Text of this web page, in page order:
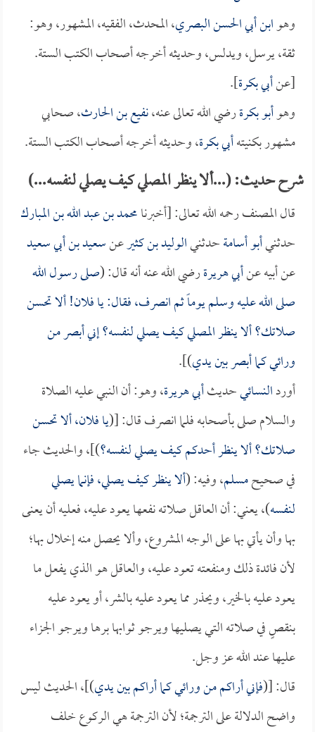
وهوابن أبي الحسن البصري، المحدث، الفقيه، المشهور، وهو:
ثقة، يرسل، ويدلس، وحديثه أخرجه أصحاب الكتب الستة.
[عنأبي بكرة].
وهوأبو بكرةرضي الله تعالى عنه،نفيع بن الحارث، صحابي
مشهور بكنيتهأبي بكرة، وحديثه أخرجه أصحاب الكتب الستة.
شرح حديث: (...ألا ينظر المصلي كيف يصلي لنفسه...)
قال المصنف رحمه الله تعالى: [أخبرنامحمد بن عبد الله بن المبارك
حدثنيأبو أسامةحدثنيالوليد بن كثيرعنسعيد بن أبي سعيد
عن أبيه عنأبي هريرةرضي الله عنه أنه قال: (صلى رسول الله
صلى الله عليه وسلم يوماً ثم انصرف، فقال: يا فلان! ألا تحسن
صلاتك؟ ألا ينظر المصلي كيف يصلي لنفسه؟ إني أبصر من
ورائي كما أبصر بين يدي)].
أوردالنسائيحديثأبي هريرة، وهو: أن النبي عليه الصلاة
والسلام صلى بأصحابه فلما انصرف قال: [(يا فلان، ألا تحسن
صلاتك؟ ألا ينظر أحدكم كيف يصلي لنفسه؟)]، والحديث جاء
في صحيحمسلم، وفيه: (ألا ينظر كيف يصلي، فإنما يصلي
لنفسه)، يعني: أن العاقل صلاته نفعها يعود عليه، فعليه أن يعنى
بها وأن يأتي بها على الوجه المشروع، وألا يحصل منه إخلال بها؛
لأن فائدة ذلك ومنفعته تعود عليه، والعاقل هو الذي يفعل ما
يعود عليه بالخير، ويحذر مما يعود عليه بالشر، أو يعود عليه
بنقصٍ في صلاته التي يصليها ويرجو ثوابها برها ويرجو الجزاء
عليها عند الله عز وجل.
قال: [(فإني أراكم من ورائي كما أراكم بين يدي)]، الحديث ليس
واضح الدلالة على الترجمة؛ لأن الترجمة هي الركوع خلف